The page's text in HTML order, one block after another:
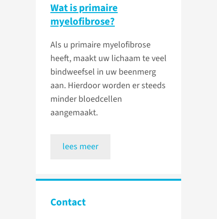
Wat is primaire
myelofibrose?
Als u primaire myelofibrose
heeft, maakt uw lichaam te veel
bindweefsel in uw beenmerg
aan. Hierdoor worden er steeds
minder bloedcellen
aangemaakt.
lees meer
Contact